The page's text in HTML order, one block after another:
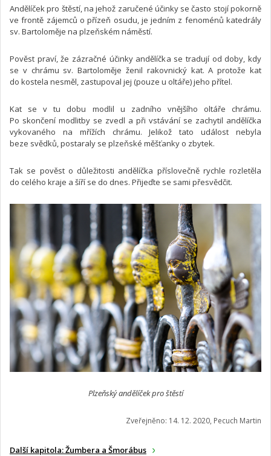
Andělíček pro štěstí, na jehož zaručené účinky se často stojí pokorně
ve frontě zájemců o přízeň osudu, je jedním z fenoménů katedrály
sv. Bartoloměje na plzeňském náměstí.
Pověst praví, že zázračné účinky andělíčka se tradují od doby, kdy
se v chrámu sv. Bartoloměje ženil rakovnický kat. A protože kat
do kostela nesměl, zastupoval jej (pouze u oltáře) jeho přítel.
Kat se v tu dobu modlil u zadního vnějšího oltáře chrámu.
Po skončení modlitby se zvedl a při vstávání se zachytil andělíčka
vykovaného na mřížích chrámu. Jelikož tato událost nebyla
beze svědků, postaraly se plzeňské měšťanky o zbytek.
Tak se pověst o důležitosti andělíčka příslovečně rychle rozletěla
do celého kraje a šíří se do dnes. Přijeďte se sami přesvědčit.
Plzeňský andělíček pro štěstí
Zveřejněno: 14. 12. 2020, Pecuch Martin
Další kapitola: Žumbera a Šmorábus